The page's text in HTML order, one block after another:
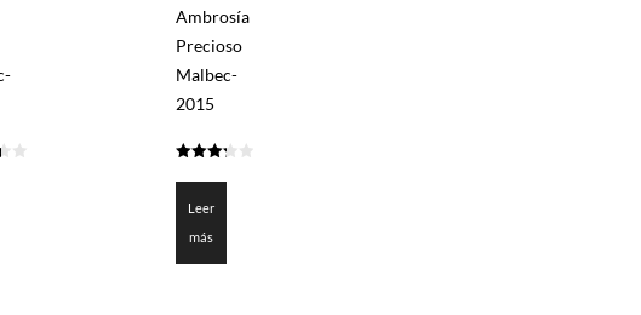
Ambrosía
Precioso
Malbec-
2015
Leer
más